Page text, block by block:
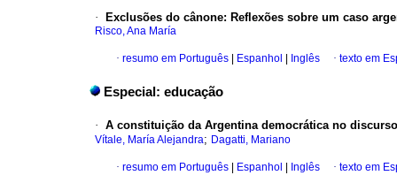
· Exclusões do cânone: Reflexões sobre um caso
Risco, Ana María
· resumo em Português Espanhol Inglês · texto em
Especial: educação
· A constituição da Argentina democrática no
Vítale, María Alejandra; Dagatti, Mariano
· resumo em Português Espanhol Inglês · texto em